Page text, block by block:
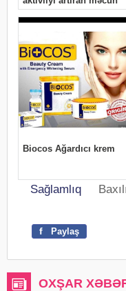
Sağlamlıq
f Paylaş
OXŞAR